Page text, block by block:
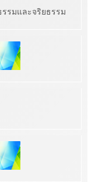
รมและจริยธรรม